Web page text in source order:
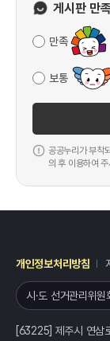
게시판 만
만족
보통
공공누리가 부착
의 후 이용하여
개인정보처리방침
시·도 선거관리위원
[63225] 제주시 연삼